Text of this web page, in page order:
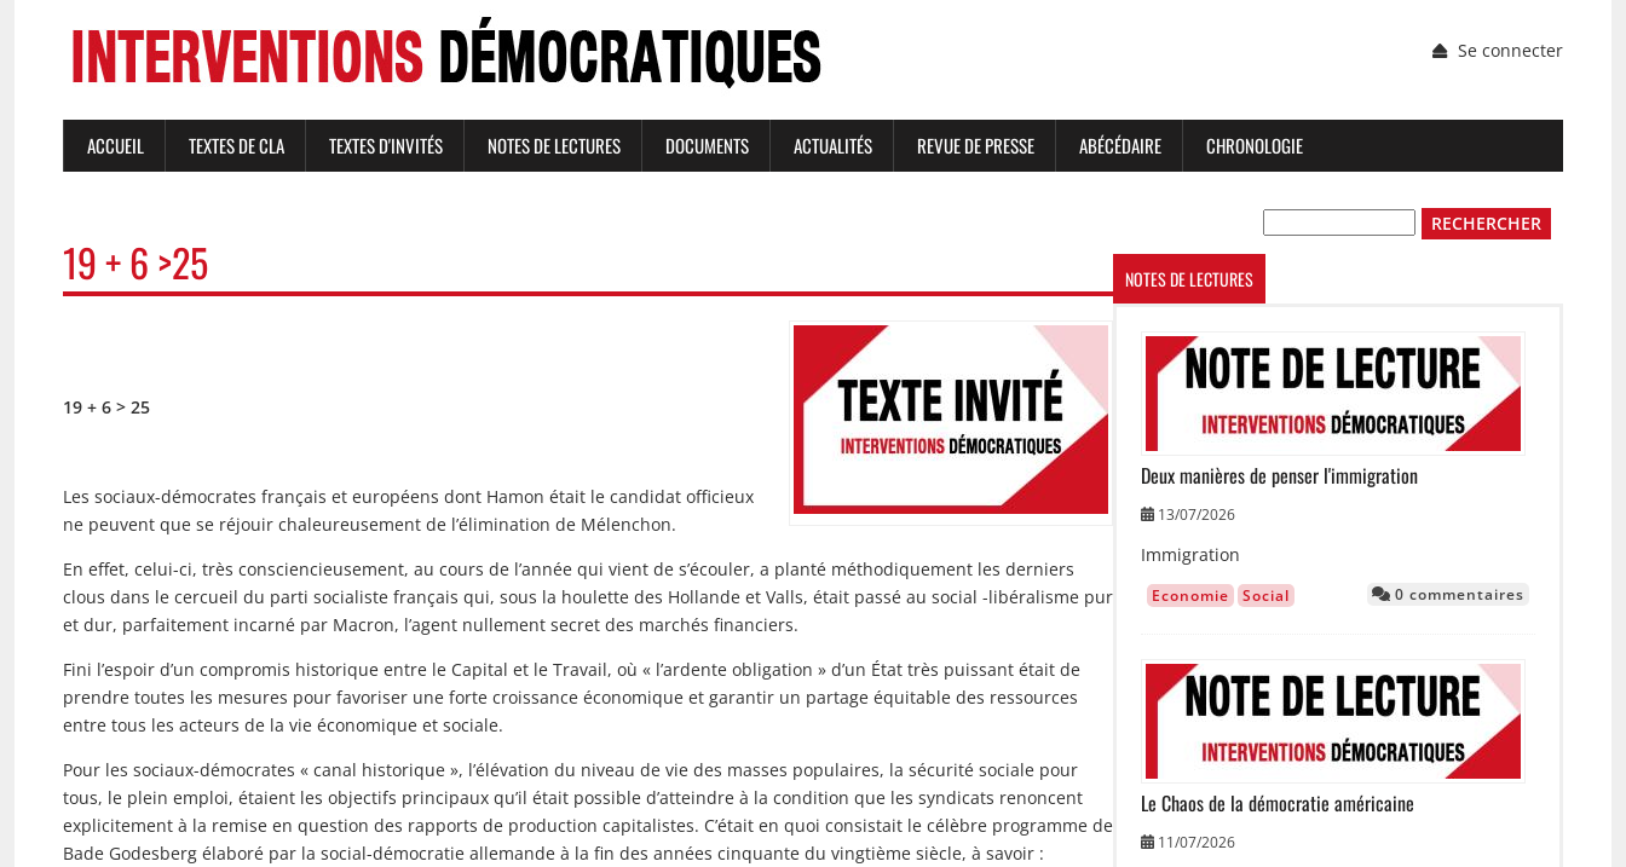
du
l'utilisateur
Se connecter
NAVIGATION
PRINCIPALE
ACCUEIL TEXTES DE CLA TEXTES D'INVITÉS NOTES DE LECTURES DOCUMENTS ACTUALITÉS REVUE DE PRESSE ABÉCÉDAIRE CHRONOLOGIE
19 + 6 >25
19 + 6 > 25
Les sociaux-démocrates français et européens dont Hamon était le candidat officieux
ne peuvent que se réjouir chaleureusement de l’élimination de Mélenchon.
En effet, celui-ci, très consciencieusement, au cours de l’année qui vient de s’écouler, a planté méthodiquement les derniers
clous dans le cercueil du parti socialiste français qui, sous la houlette des Hollande et Valls, était passé au social -libéralisme pur
et dur, parfaitement incarné par Macron, l’agent nullement secret des marchés financiers.
Fini l’espoir d’un compromis historique entre le Capital et le Travail, où « l’ardente obligation » d’un État très puissant était de
prendre toutes les mesures pour favoriser une forte croissance économique et garantir un partage équitable des ressources
entre tous les acteurs de la vie économique et sociale.
Pour les sociaux-démocrates « canal historique », l’élévation du niveau de vie des masses populaires, la sécurité sociale pour
tous, le plein emploi, étaient les objectifs principaux qu’il était possible d’atteindre à la condition que les syndicats renoncent
explicitement à la remise en question des rapports de production capitalistes. C’était en quoi consistait le célèbre programme de
Bade Godesberg élaboré par la social-démocratie allemande à la fin des années cinquante du vingtième siècle, à savoir :
NOTES DE LECTURES
Image
Deux manières de penser l'immigration
13/07/2026
Immigration
Economie Social 0 commentaires
Image
Le Chaos de la démocratie américaine
11/07/2026